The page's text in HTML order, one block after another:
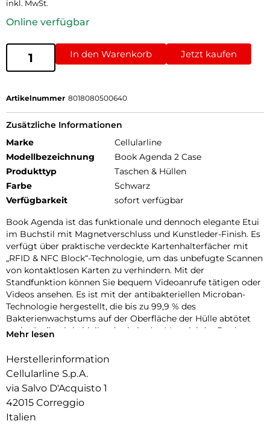
inkl. MwSt.
Online verfügbar
In den Warenkorb Jetzt kaufen
Artikelnummer 8018080500640
Zusätzliche Informationen
Marke
Cellularline
Modellbezeichnung
Book Agenda 2 Case
Produkttyp
Taschen & Hüllen
Farbe
Schwarz
Verfügbarkeit
sofort verfügbar
Book Agenda ist das funktionale und dennoch elegante Etui
im Buchstil mit Magnetverschluss und Kunstleder-Finish. Es
verfügt über praktische verdeckte Kartenhalterfächer mit
„RFID & NFC Block“-Technologie, um das unbefugte Scannen
von kontaktlosen Karten zu verhindern. Mit der
Standfunktion können Sie bequem Videoanrufe tätigen oder
Videos ansehen. Es ist mit der antibakteriellen Microban-
Technologie hergestellt, die bis zu 99,9 % des
Bakterienwachstums auf der Oberfläche der Hülle abtötet
und ständig aktiv bleibt, da sie in das Material der Book
Mehr lesen
Herstellerinformation
Cellularline S.p.A.
via Salvo D'Acquisto 1
42015 Correggio
Italien